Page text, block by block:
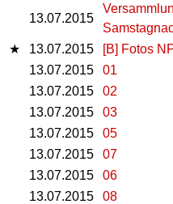
13.07.2015
★ 13.07.2015
[B] Fotos
13.07.2015
01
13.07.2015
02
13.07.2015
03
13.07.2015
05
13.07.2015
07
13.07.2015
06
13.07.2015
08